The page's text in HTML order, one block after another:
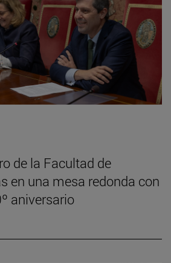
de la Facultad de
en una mesa redonda con
aniversario